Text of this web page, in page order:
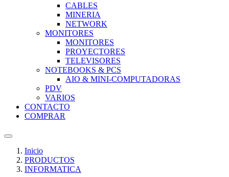
CABLES
MINERIA
NETWORK
MONITORES
MONITORES
PROYECTORES
TELEVISORES
NOTEBOOKS & PCS
AIO & MINI-COMPUTADORAS
PDV
VARIOS
CONTACTO
COMPRAR
Inicio
PRODUCTOS
INFORMATICA